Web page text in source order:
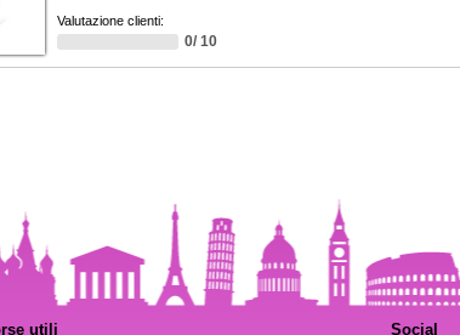
Valutazione clienti:
0/ 10
utili Social